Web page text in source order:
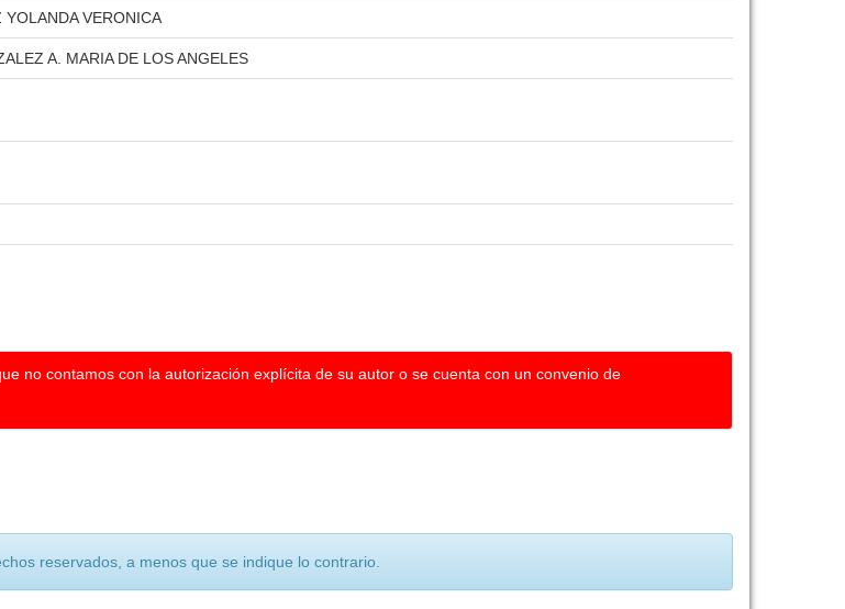
VERONICA
A. MARIA DE LOS ANGELES
no contamos con la autorización explícita de su autor o se cuenta con un convenio de
reservados, a menos que se indique lo contrario.